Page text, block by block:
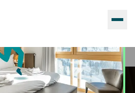
Leuca Porto